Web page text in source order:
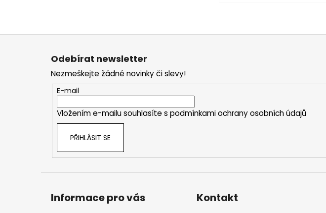
Z
Odebírat newsletter
Nezmeškejte žádné novinky či slevy!
E-mail
Vložením e-mailu souhlasíte s podmínkami ochrany osobních údajů
PŘIHLÁSIT SE
Informace pro vás Kontakt